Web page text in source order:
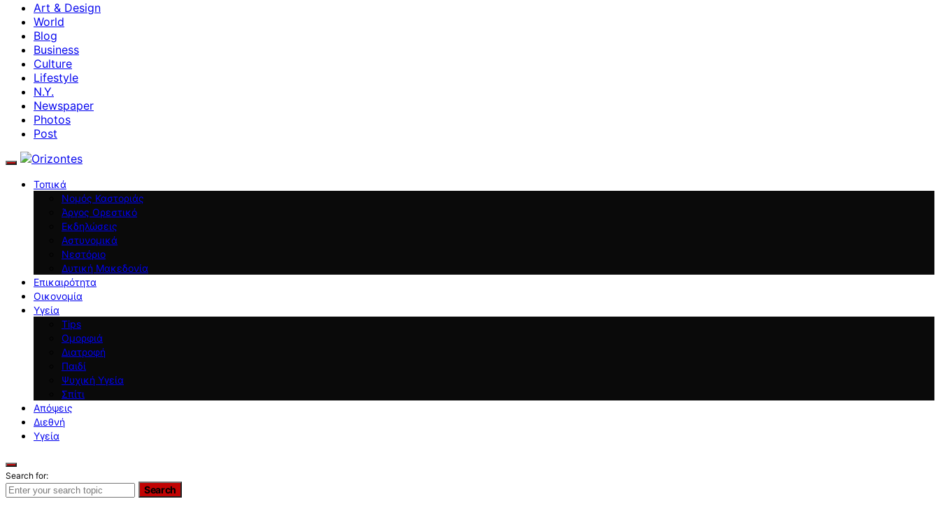
Art & Design
World
Blog
Business
Culture
Lifestyle
N.Y.
Newspaper
Photos
Post
Τοπικά
Νομός Καστοριάς
Άργος Ορεστικό
Εκδηλώσεις
Αστυνομικά
Νεστόριο
Δυτική Μακεδονία
Επικαιρότητα
Οικονομία
Υγεία
Tips
Ομορφιά
Διατροφή
Παιδί
Ψυχική Υγεία
Σπίτι
Απόψεις
Διεθνή
Υγεία
Search for:
Search